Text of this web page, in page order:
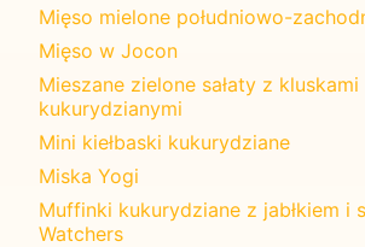
Mięso mielone południowo-
Mięso w Jocon
Mieszane zielone sałaty z kluskami
kukurydzianymi
Mini kiełbaski kukurydziane
Miska Yogi
Muffinki kukurydziane z jabłkiem i
Watchers